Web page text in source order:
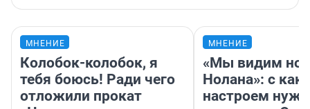
МНЕНИЕ
Колобок-колобок, я
тебя боюсь! Ради чего
отложили прокат
МНЕНИЕ
«Мы видим
Нолана»: с
настроем